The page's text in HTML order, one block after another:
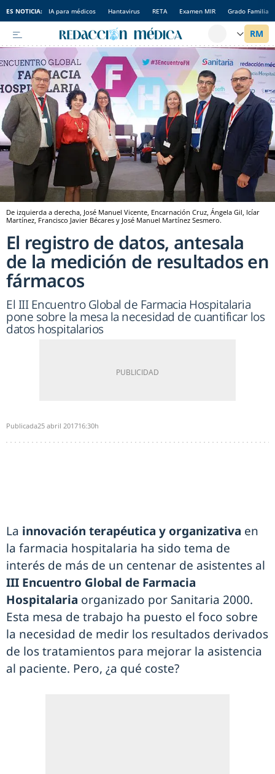
ES NOTICIA: IA para médicos Hantavirus RETA Examen MIR Grado Familia
De izquierda a derecha, José Manuel Vicente, Encarnación Cruz, Ángela Gil, Icíar
Martínez, Francisco Javier Bécares y José Manuel Martínez Sesmero.
El registro de datos, antesala
de la medición de resultados en
fármacos
El III Encuentro Global de Farmacia Hospitalaria
pone sobre la mesa la necesidad de cuantificar los
datos hospitalarios
Publicada25 abril 201716:30h
La innovación terapéutica y organizativa en
la farmacia hospitalaria ha sido tema de
interés de más de un centenar de asistentes al
III Encuentro Global de Farmacia
Hospitalaria organizado por Sanitaria 2000.
Esta mesa de trabajo ha puesto el foco sobre
la necesidad de medir los resultados derivados
de los tratamientos para mejorar la asistencia
al paciente. Pero, ¿a qué coste?